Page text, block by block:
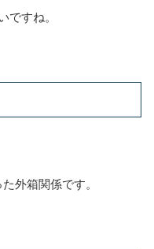
ですね。
外箱関係です。